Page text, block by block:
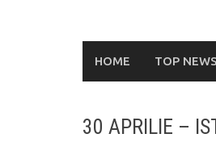
HOME TOP NEWS
30 APRILIE –